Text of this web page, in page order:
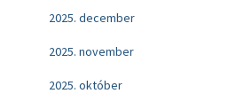
2025. december
2025. november
2025. október